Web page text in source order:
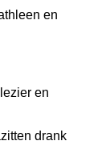
en
en
drank